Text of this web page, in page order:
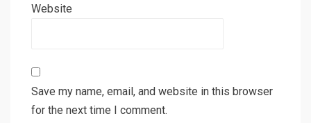
Website
Save my name, email, and website in this browser
for the next time I comment.